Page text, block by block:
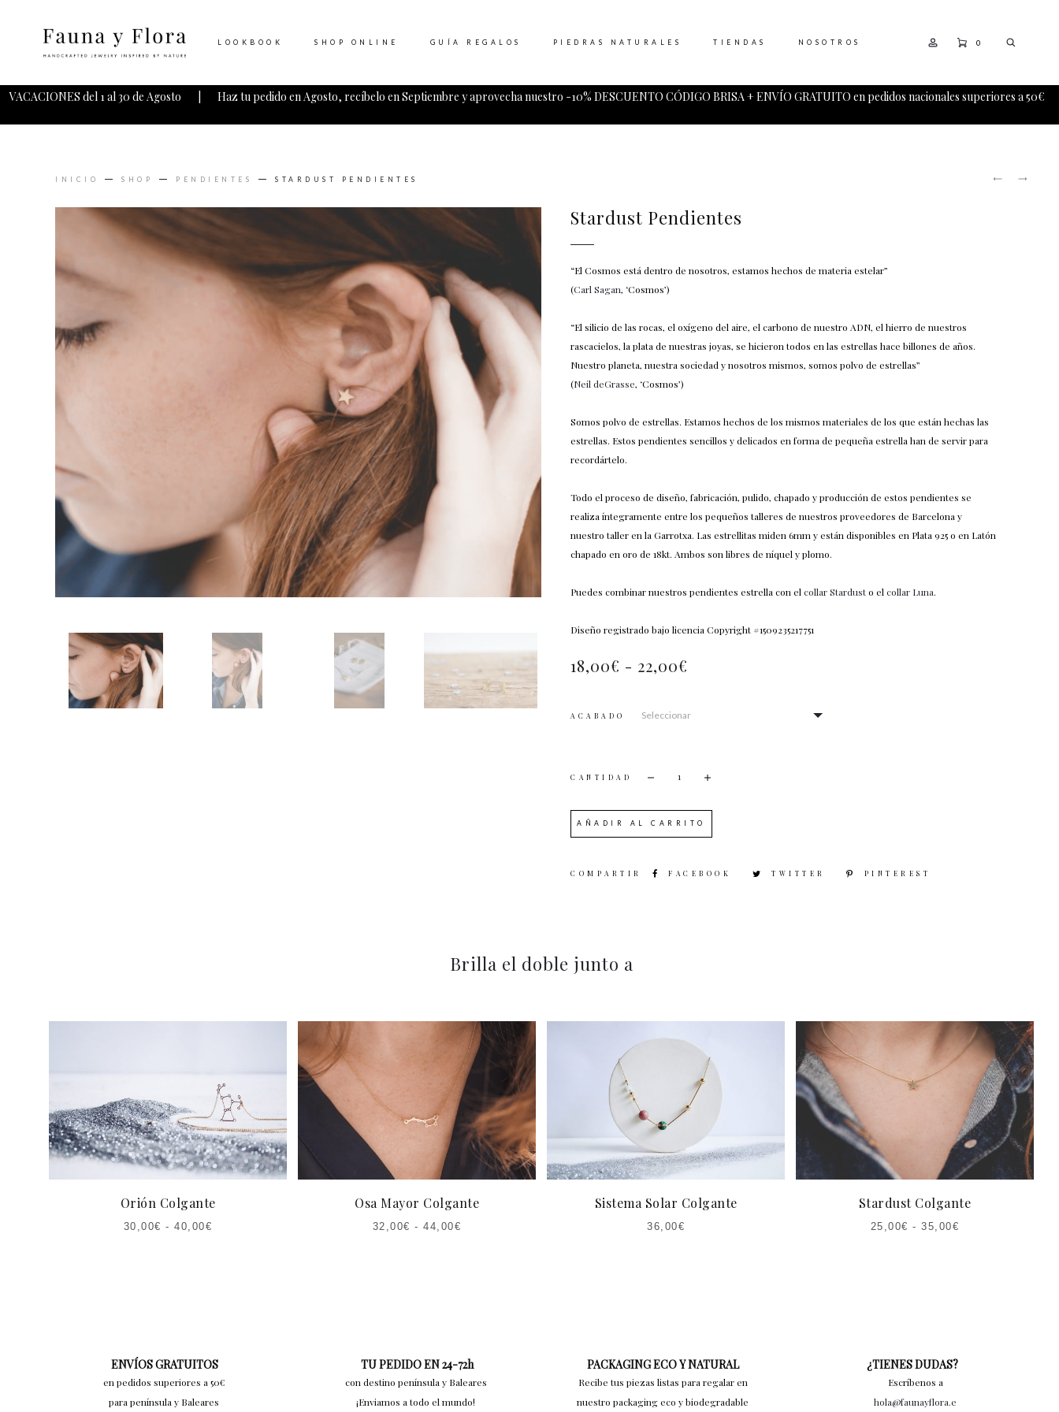
VACACIONES del 1 al 30 de Agosto | Haz tu pedido en Agosto, recíbelo en Septiembre y aprovecha nuestro -10% DESCUENTO CÓDIGO BRISA + ENVÍO GRATUITO en pedidos nacionales superiores a 50€
LOOKBOOK SHOP ONLINE GUÍA REGALOS PIEDRAS NATURALES TIENDAS NOSOTROS 0
INICIO SHOP PENDIENTES STARDUST PENDIENTES
Stardust Pendientes
“El Cosmos está dentro de nosotros, estamos hechos de materia estelar”
(Carl Sagan, ‘Cosmos’)
“El silicio de las rocas, el oxígeno del aire, el carbono de nuestro ADN, el hierro de nuestros
rascacielos, la plata de nuestras joyas, se hicieron todos en las estrellas hace billones de años.
Nuestro planeta, nuestra sociedad y nosotros mismos, somos polvo de estrellas”
(Neil deGrasse, ‘Cosmos’)
Somos polvo de estrellas. Estamos hechos de los mismos materiales de los que están hechas las
estrellas. Estos pendientes sencillos y delicados en forma de pequeña estrella han de servir para
recordártelo.
Todo el proceso de diseño, fabricación, pulido, chapado y producción de estos pendientes se
realiza íntegramente entre los pequeños talleres de nuestros proveedores de Barcelona y
nuestro taller en la Garrotxa. Las estrellitas miden 6mm y están disponibles en Plata 925 o en Latón
chapado en oro de 18kt. Ambos son libres de níquel y plomo.
Puedes combinar nuestros pendientes estrella con elcollar Stardusto elcollar Luna.
Diseño registrado bajo licencia Copyright #1509235217751
18,00€ - 22,00€
ACABADO
AÑADIR AL CARRITO
SHARE
FACEBOOK TWITTER PINTEREST
Brilla el doble junto a
Orión Colgante
30,00€ -40,00€
Osa Mayor Colgante
32,00€ -44,00€
Sistema Solar Colgante
36,00€
Stardust Colgante
25,00€ -35,00€
ENVÍOS GRATUITOS
en pedidos superiores a 50€
para península y Baleares
TU PEDIDO EN 24-72h
con destino península y Baleares
¡Enviamos a todo el mundo!
PACKAGING ECO Y NATURAL
Recibe tus piezas listas para regalar en
nuestro packaging eco y biodegradable
¿TIENES DUDAS?
Escríbenos a
hola@faunayflora.e